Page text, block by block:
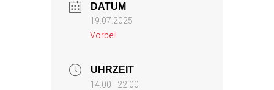
DATUM
19.07.2025
Vorbei!
UHRZEIT
14:00 - 22:00